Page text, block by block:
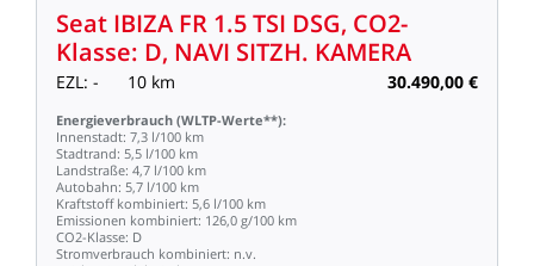
Seat IBIZA FR 1.5TSI DSG, CO2-
Klasse: D, NAVI SITZH. KAMERA
EZL: - 10 km 30.490,00 €
Energieverbrauch (WLTP-Werte**):
Innenstadt: 7,3 l/100 km
Stadtrand: 5,5 l/100 km
Landstraße: 4,7 l/100 km
Autobahn: 5,7 l/100 km
Kraftstoff kombiniert: 5,6 l/100 km
Emissionen kombiniert: 126,0 g/100 km
CO2-Klasse: D
Stromverbrauch kombiniert: n.v.